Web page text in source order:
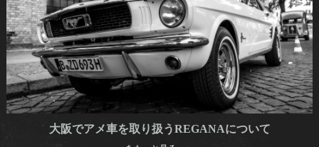
大阪でアメ車を取り扱うREGANAについて